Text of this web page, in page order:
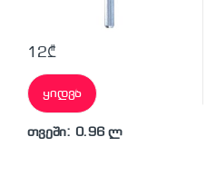
12₾
ყიდვა
თვეში: 0.96 ლ